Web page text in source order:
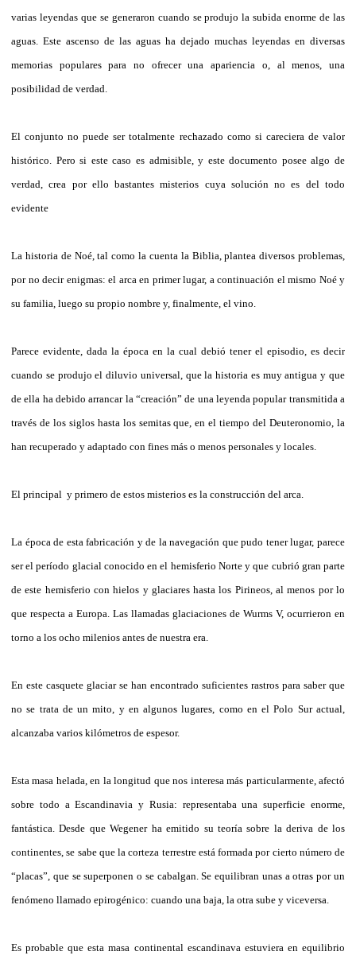
varias leyendas que se generaron cuando se produjo la subida enorme de las
aguas. Este ascenso de las aguas ha dejado muchas leyendas en diversas
memorias populares para no ofrecer una apariencia o, al menos, una
posibilidad de verdad.
El conjunto no puede ser totalmente rechazado como si careciera de valor
histórico. Pero si este caso es admisible, y este documento posee algo de
verdad, crea por ello bastantes misterios cuya solución no es del todo
evidente
La historia de Noé, tal como la cuenta la Biblia, plantea diversos problemas,
por no decir enigmas: el arca en primer lugar, a continuación el mismo Noé y
su familia, luego su propio nombre y, finalmente, el vino.
Parece evidente, dada la época en la cual debió tener el episodio, es decir
cuando se produjo el diluvio universal, que la historia es muy antigua y que
de ella ha debido arrancar la “creación” de una leyenda popular transmitida a
través de los siglos hasta los semitas que, en el tiempo del Deuteronomio, la
han recuperado y adaptado con fines más o menos personales y locales.
El principal y primero de estos misterios es la construcción del arca.
La época de esta fabricación y de la navegación que pudo tener lugar, parece
ser el período glacial conocido en el hemisferio Norte y que cubrió gran parte
de este hemisferio con hielos y glaciares hasta los Pirineos, al menos por lo
que respecta a Europa. Las llamadas glaciaciones de Wurms V, ocurrieron en
torno a los ocho milenios antes de nuestra era.
En este casquete glaciar se han encontrado suficientes rastros para saber que
no se trata de un mito, y en algunos lugares, como en el Polo Sur actual,
alcanzaba varios kilómetros de espesor.
Esta masa helada, en la longitud que nos interesa más particularmente, afectó
sobre todo a Escandinavia y Rusia: representaba una superficie enorme,
fantástica. Desde que Wegener ha emitido su teoría sobre la deriva de los
continentes, se sabe que la corteza terrestre está formada por cierto número de
“placas”, que se superponen o se cabalgan. Se equilibran unas a otras por un
fenómeno llamado epirogénico: cuando una baja, la otra sube y viceversa.
Es probable que esta masa continental escandinava estuviera en equilibrio